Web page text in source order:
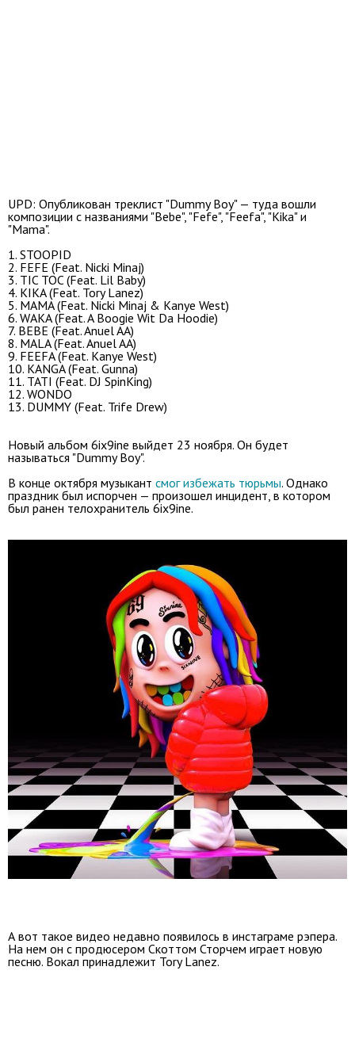
UPD: Опубликован треклист "Dummy Boy" — туда вошли
композиции с названиями "Bebe", "Fefe", "Feefa", "Kika" и
"Mama".
1. STOOPID
2. FEFE (Feat. Nicki Minaj)
3. TIC TOC (Feat. Lil Baby)
4. KIKA (Feat. Tory Lanez)
5. MAMA (Feat. Nicki Minaj & Kanye West)
6. WAKA (Feat. A Boogie Wit Da Hoodie)
7. BEBE (Feat. Anuel AA)
8. MALA (Feat. Anuel AA)
9. FEEFA (Feat. Kanye West)
10. KANGA (Feat. Gunna)
11. TATI (Feat. DJ SpinKing)
12. WONDO
13. DUMMY (Feat. Trife Drew)
Новый альбом 6ix9ine выйдет 23 ноября. Он будет
называться "Dummy Boy".
В конце октября музыкант смог избежать тюрьмы. Однако
праздник был испорчен — произошел инцидент, в котором
был ранен телохранитель 6ix9ine.
А вот такое видео недавно появилось в инстаграме рэпера.
На нем он с продюсером Скоттом Сторчем играет новую
песню. Вокал принадлежит Tory Lanez.